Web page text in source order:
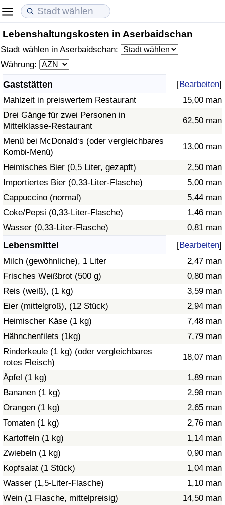
Lebenshaltungskosten in Aserbaidschan
Stadt wählen in Aserbaidschan:
Währung:
Gaststätten [Bearbeiten]
Mahlzeit in preiswertem Restaurant
15,00 man
Drei Gänge für zwei Personen in
Mittelklasse-Restaurant
62,50 man
Menü bei McDonald‘s (oder vergleichbares
Kombi-Menü)
13,00 man
Heimisches Bier (0,5 Liter, gezapft)
2,50 man
Importiertes Bier (0,33-Liter-Flasche)
5,00 man
Cappuccino (normal)
5,44 man
Coke/Pepsi (0,33-Liter-Flasche)
1,46 man
Wasser (0,33-Liter-Flasche)
0,81 man
Lebensmittel [Bearbeiten]
Milch (gewöhnliche), 1 Liter
2,47 man
Frisches Weißbrot (500 g)
0,80 man
Reis (weiß), (1 kg)
3,59 man
Eier (mittelgroß), (12 Stück)
2,94 man
Heimischer Käse (1 kg)
7,48 man
Hähnchenfilets (1kg)
7,79 man
Rinderkeule (1 kg) (oder vergleichbares
rotes Fleisch)
18,07 man
Äpfel (1 kg)
1,89 man
Bananen (1 kg)
2,98 man
Orangen (1 kg)
2,65 man
Tomaten (1 kg)
2,76 man
Kartoffeln (1 kg)
1,14 man
Zwiebeln (1 kg)
0,90 man
Kopfsalat (1 Stück)
1,04 man
Wasser (1,5-Liter-Flasche)
1,10 man
Wein (1 Flasche, mittelpreisig)
14,50 man
Lebenshaltungskosten
Lebenshaltungskosten-Index (aktuell)
Lebenshaltungskosten-Index
Lebenshaltungskosten-Index nach Land
in Akaba
Immobilienpreise
Immobilienpreis-Index (aktuell)
Immobilienpreis-Index
Immobilienpreis-Index nach Land
Lebensqualität
Lebensqualität-Index
Lebensqualität-Index (aktuell)
Lebensqualitätsindex nach Land
Kriminalität
Kriminalitäts-Index (aktuell)
Kriminalitäts-Index
Kriminalitätsindex nach Land
Gesundheitsversorgung
Gesundheitsversorgungs-Index (aktuell)
Gesundheitsversorgungs-Index
Gesundheitsversorgungs-Index nach Land
Umweltverschmutzung
Verschmutzungsindex
Umweltverschmutzungs-Index nach Land
Verkehr
Verkehrs-Index
Verkehrs-Index (aktuell)